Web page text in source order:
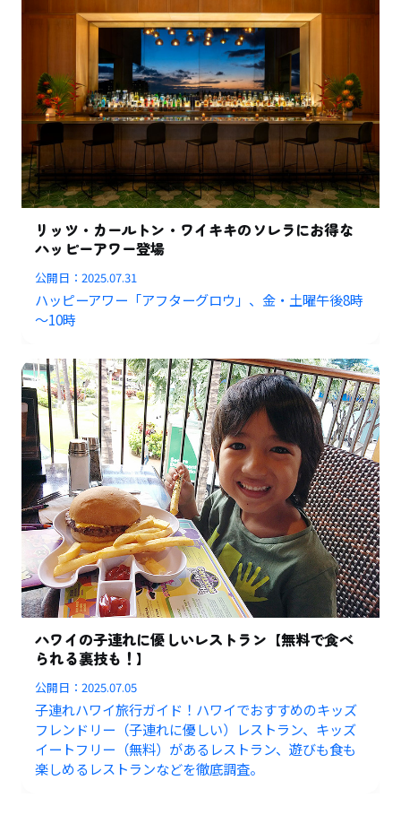
リッツ・カールトン・ワイキキのソレラにお得な
ハッピーアワー登場
公開日：2025.07.31
ハッピーアワー「アフターグロウ」、金・土曜午後8時
～10時
ハワイの子連れに優しいレストラン【無料で食べ
られる裏技も！】
公開日：2025.07.05
子連れハワイ旅行ガイド！ハワイでおすすめのキッズ
フレンドリー（子連れに優しい）レストラン、キッズ
イートフリー（無料）があるレストラン、遊びも食も
楽しめるレストランなどを徹底調査。